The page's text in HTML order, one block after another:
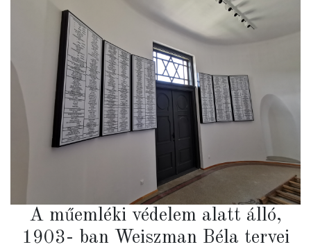
A műemléki védelem alatt álló,
1903- ban Weiszman Béla tervei